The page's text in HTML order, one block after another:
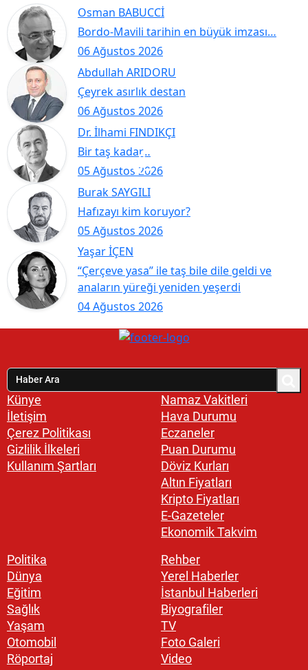
Osman BABUCCİ
06 Ağustos 2026
Bordo-Mavili tarihin en büyük imzası…
Abdullah ARIDORU
06 Ağustos 2026
Çeyrek asırlık destan
Dr. İlhami FINDIKÇI
05 Ağustos 2026
Bir taş kadar…
Burak SAYGILI
05 Ağustos 2026
Hafızayı kim koruyor?
Yaşar İÇEN
04 Ağustos 2026
“Çerçeve yasa” ile taş bile dile geldi ve
anaların yüreği yeniden yeşerdi
Künye
İletişim
Çerez Politikası
Gizlilik İlkeleri
Kullanım Şartları
Namaz Vakitleri
Hava Durumu
Eczaneler
Puan Durumu
Döviz Kurları
Altın Fiyatları
Kripto Fiyatları
E-Gazeteler
Ekonomik Takvim
Politika
Dünya
Eğitim
Sağlık
Yaşam
Otomobil
Röportaj
Rehber
Yerel Haberler
İstanbul Haberleri
Biyografiler
TV
Foto Galeri
Video